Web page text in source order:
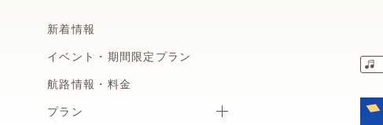
新着情報
イベント・期間限定プラン
航路情報・料金
プラン